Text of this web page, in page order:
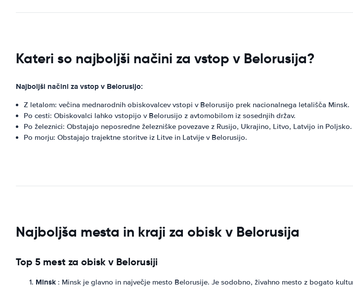
Kateri so najboljši načini za vstop v Belorusija?
Najboljši načini za vstop v Belorusijo:
Z letalom: večina mednarodnih obiskovalcev vstopi v Belorusijo prek nacionalnega letališča Minsk.
Po cesti: Obiskovalci lahko vstopijo v Belorusijo z avtomobilom iz sosednjih držav.
Po železnici: Obstajajo neposredne železniške povezave z Rusijo, Ukrajino, Litvo, Latvijo in Poljsko.
Po morju: Obstajajo trajektne storitve iz Litve in Latvije v Belorusijo.
Najboljša mesta in kraji za obisk v Belorusija
Top 5 mest za obisk v Belorusiji
Minsk : Minsk je glavno in največje mesto Belorusije. Je sodobno, živahno mesto z bogato